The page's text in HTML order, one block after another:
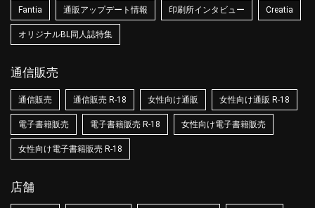
Fantia 通販アップデート情報 印刷所インタビュー Creatia
オリジナルBL同人誌特集
通信販売
通信販売 通信販売 R-18 女性向け通販 女性向け通販 R-18
電子書籍販売 電子書籍販売 R-18 女性向け電子書籍販売
女性向け電子書籍販売 R-18
店舗